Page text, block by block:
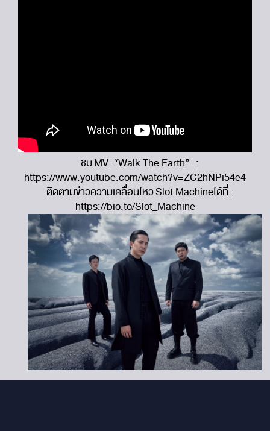
ชม MV. “Walk The Earth” :
https://www.youtube.com/watch?v=ZC2hNPi54e4
ติดตามข่าวความเคลื่อนไหว Slot Machineได้ที่ :
https://bio.to/Slot_Machine